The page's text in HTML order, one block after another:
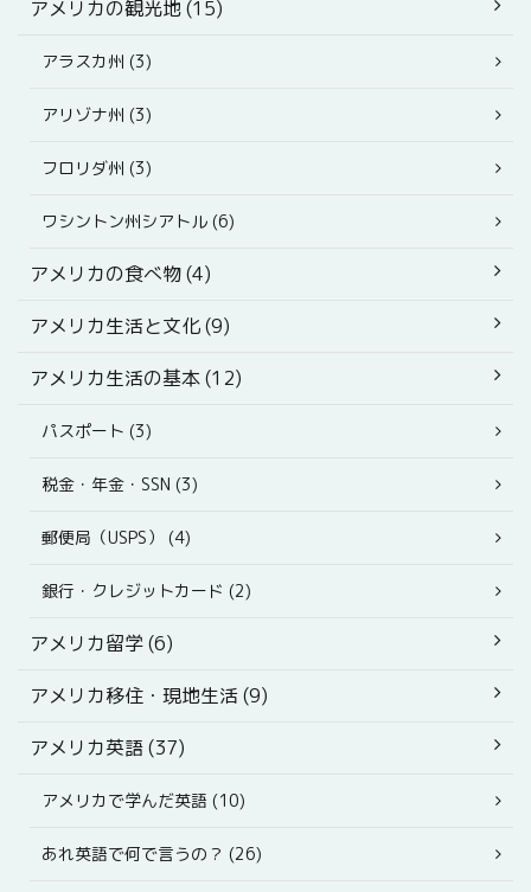
アメリカの観光地 (15)
アラスカ州 (3)
アリゾナ州 (3)
フロリダ州 (3)
ワシントン州シアトル (6)
アメリカの食べ物 (4)
アメリカ生活と文化 (9)
アメリカ生活の基本 (12)
パスポート (3)
税金・年金・SSN (3)
郵便局（USPS） (4)
銀行・クレジットカード (2)
アメリカ留学 (6)
アメリカ移住・現地生活 (9)
アメリカ英語 (37)
アメリカで学んだ英語 (10)
あれ英語で何で言うの？ (26)